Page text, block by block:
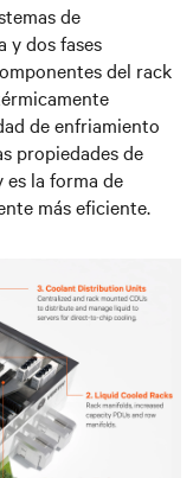
de
y dos fases
del rack
de enfriamiento
propiedades de
la forma de
más eficiente.